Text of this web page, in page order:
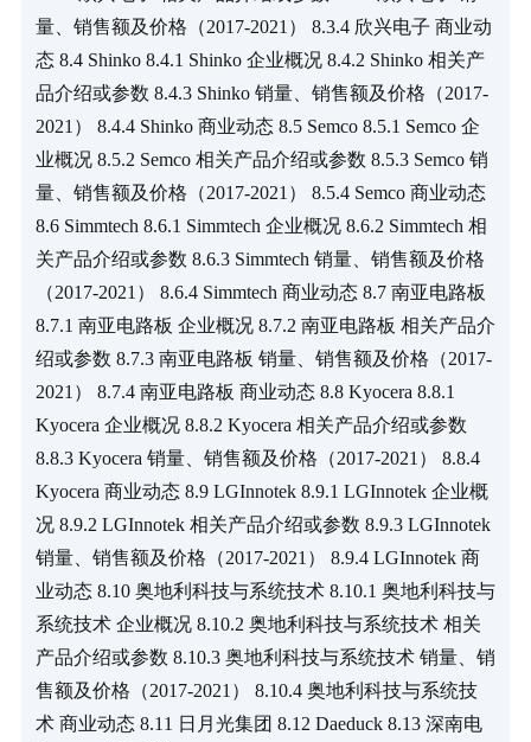
量、销售额及价格（2017-2021） 8.3.4 欣兴电子 商业动
态 8.4 Shinko 8.4.1 Shinko 企业概况 8.4.2 Shinko 相关产
品介绍或参数 8.4.3 Shinko 销量、销售额及价格（2017-
2021） 8.4.4 Shinko 商业动态 8.5 Semco 8.5.1 Semco 企
业概况 8.5.2 Semco 相关产品介绍或参数 8.5.3 Semco 销
量、销售额及价格（2017-2021） 8.5.4 Semco 商业动态
8.6 Simmtech 8.6.1 Simmtech 企业概况 8.6.2 Simmtech 相
关产品介绍或参数 8.6.3 Simmtech 销量、销售额及价格
（2017-2021） 8.6.4 Simmtech 商业动态 8.7 南亚电路板
8.7.1 南亚电路板 企业概况 8.7.2 南亚电路板 相关产品介
绍或参数 8.7.3 南亚电路板 销量、销售额及价格（2017-
2021） 8.7.4 南亚电路板 商业动态 8.8 Kyocera 8.8.1
Kyocera 企业概况 8.8.2 Kyocera 相关产品介绍或参数
8.8.3 Kyocera 销量、销售额及价格（2017-2021） 8.8.4
Kyocera 商业动态 8.9 LGInnotek 8.9.1 LGInnotek 企业概
况 8.9.2 LGInnotek 相关产品介绍或参数 8.9.3 LGInnotek
销量、销售额及价格（2017-2021） 8.9.4 LGInnotek 商
业动态 8.10 奥地利科技与系统技术 8.10.1 奥地利科技与
系统技术 企业概况 8.10.2 奥地利科技与系统技术 相关
产品介绍或参数 8.10.3 奥地利科技与系统技术 销量、销
售额及价格（2017-2021） 8.10.4 奥地利科技与系统技
术 商业动态 8.11 日月光集团 8.12 Daeduck 8.13 深南电